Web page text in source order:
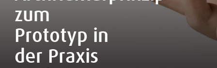
zum
Prototyp in
der Praxis